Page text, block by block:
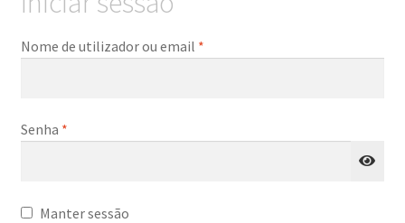
POLÍTICA DE PRIVACIDADE
Nome de utilizador ou email *Obrigatório
Senha *Obrigatório
Manter sessão